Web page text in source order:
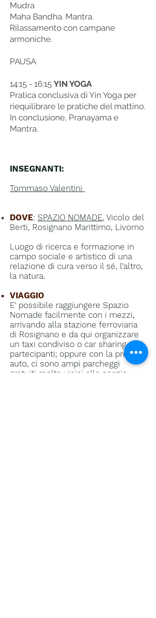
Mudra
Maha Bandha. Mantra.
Rilassamento con campane
armoniche.
PAUSA
14:15 - 16:15 YIN YOGA
Pratica conclusiva di Yin Yoga per
riequilibrare le pratiche del mattino.
In conclusione, Pranayama e
Mantra.
INSEGNANTI:
Tommaso Valentini
DOVE: SPAZIO NOMADE, Vicolo del
Berti, Rosignano Marittimo, Livorno
Luogo di ricerca e formazione in
campo sociale e artistico di una
relazione di cura verso il sé, l’altro,
la natura.
VIAGGIO
E' possibile raggiungere Spazio
Nomade facilmente con i mezzi,
arrivando alla stazione ferroviaria
di Rosignano e da qui organizzare
un taxi condiviso o car sharing tra i
partecipanti; oppure con la propria
auto, ci sono ampi parcheggi
gratuiti molto vicini allo spazio.